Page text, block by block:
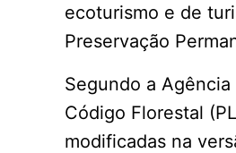
ecoturismo e de
Preservação
Segundo a
Código Florestal
modificadas na